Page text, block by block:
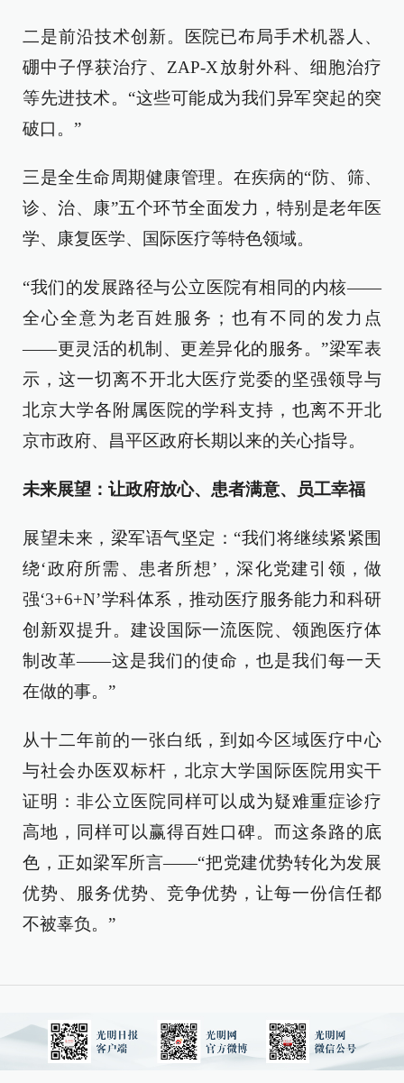
二是前沿技术创新。医院已布局手术机器人、
硼中子俘获治疗、ZAP-X放射外科、细胞治疗
等先进技术。“这些可能成为我们异军突起的突
破口。”
三是全生命周期健康管理。在疾病的“防、筛、
诊、治、康”五个环节全面发力，特别是老年医
学、康复医学、国际医疗等特色领域。
“我们的发展路径与公立医院有相同的内核——
全心全意为老百姓服务；也有不同的发力点
——更灵活的机制、更差异化的服务。”梁军表
示，这一切离不开北大医疗党委的坚强领导与
北京大学各附属医院的学科支持，也离不开北
京市政府、昌平区政府长期以来的关心指导。
未来展望：让政府放心、患者满意、员工幸福
展望未来，梁军语气坚定：“我们将继续紧紧围
绕‘政府所需、患者所想’，深化党建引领，做
强‘3+6+N’学科体系，推动医疗服务能力和科研
创新双提升。建设国际一流医院、领跑医疗体
制改革——这是我们的使命，也是我们每一天
在做的事。”
从十二年前的一张白纸，到如今区域医疗中心
与社会办医双标杆，北京大学国际医院用实干
证明：非公立医院同样可以成为疑难重症诊疗
高地，同样可以赢得百姓口碑。而这条路的底
色，正如梁军所言——“把党建优势转化为发展
优势、服务优势、竞争优势，让每一份信任都
不被辜负。”